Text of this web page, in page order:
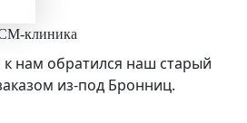
СМ-клиника
нам обратился наш старый
из-под Бронниц.